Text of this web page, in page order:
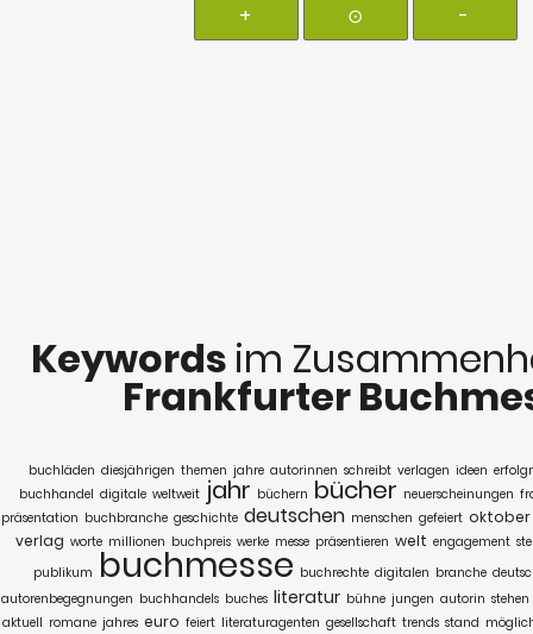
+ ⊙ -
Keywords im
Frankfurter
buchläden diesjährigen themen jahre autorinnen schreibt verlagen ideen
buchhandel digitale weltweit jahr büchern bücher neuerscheinungen
präsentation buchbranche geschichte deutschen menschen gefeiert oktober
verlag worte millionen buchpreis werke messe präsentieren welt engagement
publikum buchmesse buchrechte digitalen branche
autorenbegegnungen buchhandels buches literatur bühne jungen autorin stehen
aktuell romane jahres euro feiert literaturagenten gesellschaft trends stand